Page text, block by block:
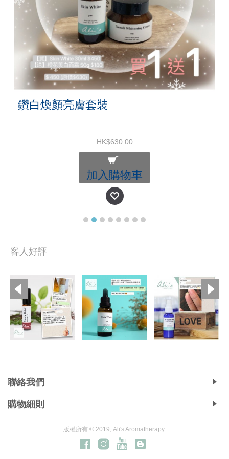
鑽白煥顏亮膚套裝
HK$630.00
加入購物車
客人好評
聯絡我們
購物細則
版權所有 © 2019, Ali's Aromatherapy.